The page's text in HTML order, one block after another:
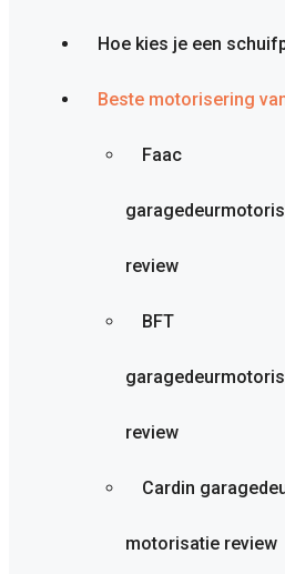
Hoe kies je een
Beste motorisering
Faac
review
BFT
review
Cardin
motorisatie review